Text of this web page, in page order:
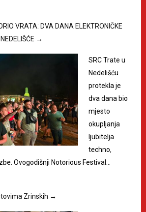
VRATA: DVA DANA ELEKTRONIČKE
→
SRC Trate u
Nedelišću
protekla je
dva dana bio
mjesto
okupljanja
ljubitelja
techno,
Ovogodišnji Notorious Festival…
Zrinskih →